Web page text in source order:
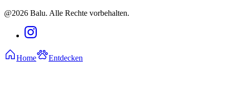
@2026 Balu. Alle Rechte vorbehalten.
Home Entdecken